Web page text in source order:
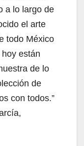
a lo largo de
el arte
todo México
están
de lo
de
con todos.”